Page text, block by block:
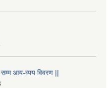
आय-व्यय विवरण ||